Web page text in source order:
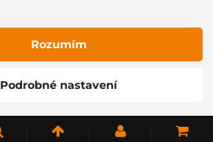
© 2005–2026 Helia Trade s.r.o.
Podrobné nastavení
Rozumím